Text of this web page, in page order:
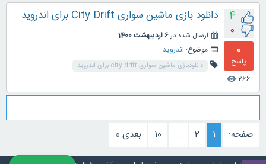
4
0
0
پاسخ
266
visibility
دانلود بازی ماشین سواری City Drift برای اندروید
ارسال شده در6 اردیبهشت 1400
موضوع: اندروید
دانلودبازی ماشین سواری city drift برای اندروید
صفحه: 1
2
...
10 بعدی »